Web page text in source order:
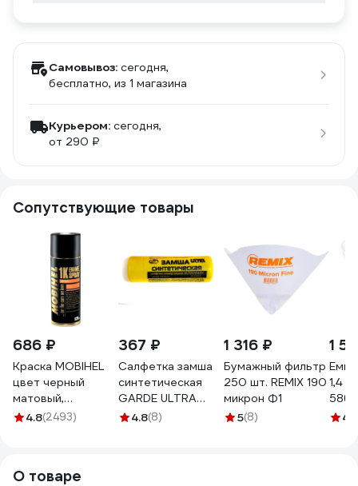
Самовывоз: сегодня,
бесплатно, из 1 магазина
Курьером: сегодня,
от 290 ₽
Сопутствующие товары
686 ₽
Краска MOBIHEL
цвет черный
матовый,
аэрозоль, 520 мл
4.8(2493)
367 ₽
Салфетка замша
синтетическая
GARDE ULTRA
CHAMOIS 66x43см
4.8(8)
1 316 ₽
Бумажный фильтр
250 шт. REMIX 190
микрон Ф1
5(8)
1
1,4
4.7
О товаре